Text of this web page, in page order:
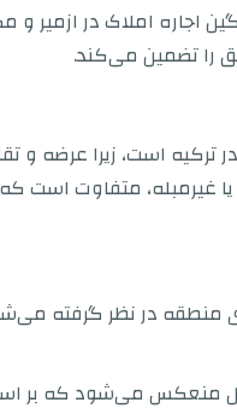
اجاره املاک در ازمیر و
را تضمین می‌کند.
در ترکیه است، زیرا
متفاوت است
از پویاترین بازارهای منطقه
منعکس می‌شود که بر